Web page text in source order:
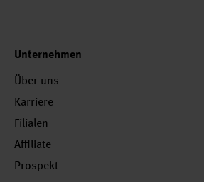
Unternehmen
Über uns
Karriere
Filialen
Affiliate
Prospekt